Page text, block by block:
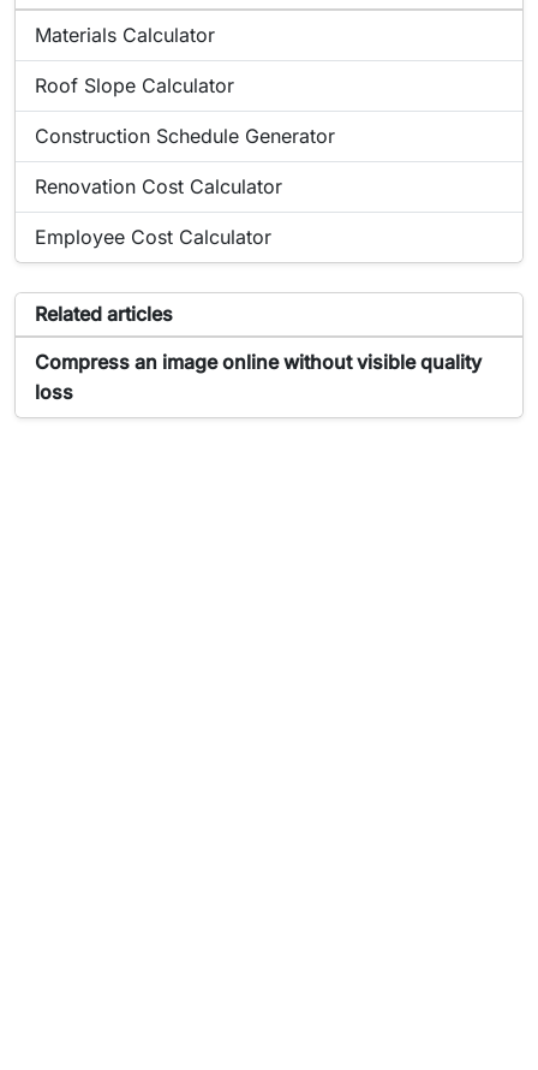
Popular online tool:
Materials Calculator
Popular online tool:
Roof Slope Calculator
Popular online tool:
Construction Schedule Generator
Popular online tool:
Renovation Cost Calculator
Popular online tool:
Employee Cost Calculator
Related articles
Articles related to the tool Image Compressor
Article about Image Compressor:
Compress an image online without visible quality
loss